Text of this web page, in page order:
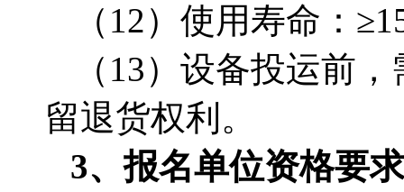
（ 12）使用寿命：
（ 13）设备投运前
留退货权利。
3、报名单位资格要求